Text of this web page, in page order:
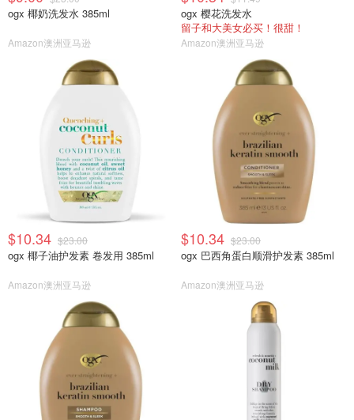
ogx 椰奶洗发水 385ml
Amazon澳洲亚马逊
ogx 樱花洗发水
留子和大美女必买！很甜！
Amazon澳洲亚马逊
$10.34 $23.00
ogx 椰子油护发素 卷发用 385ml
Amazon澳洲亚马逊
$10.34 $23.00
ogx 巴西角蛋白顺滑护发素 385ml
Amazon澳洲亚马逊